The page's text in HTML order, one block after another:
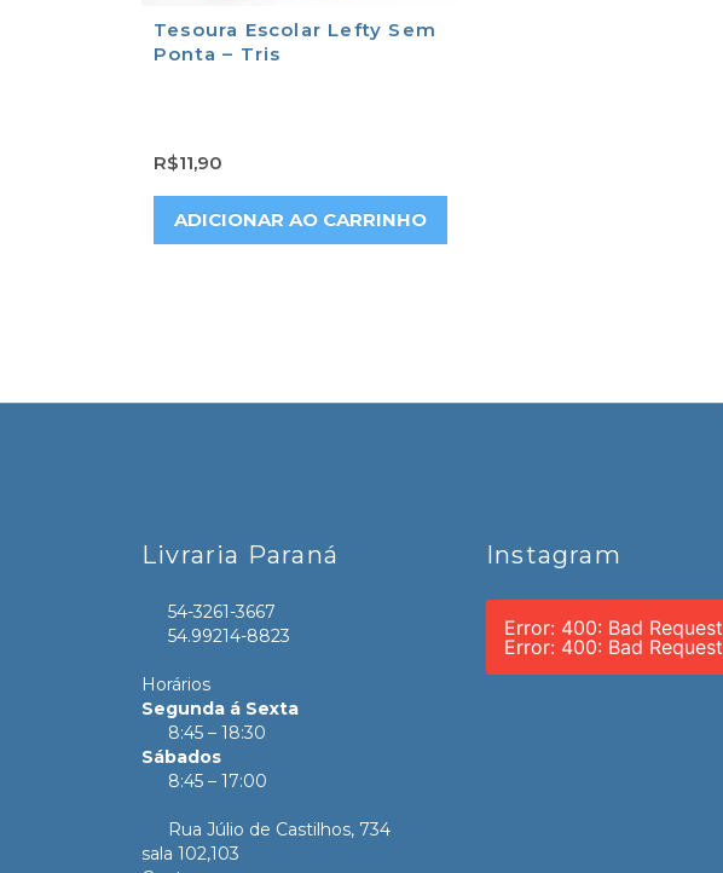
Tesoura Escolar Lefty Sem
Ponta – Tris
R$11,90
ADICIONAR AO CARRINHO
Livraria Paraná
54-3261-3667
54.99214-8823
Horários
Segunda á Sexta
8:45 – 18:30
Sábados
8:45 – 17:00
Rua Júlio de Castilhos, 734
sala 102,103
Instagram
Error: 400: Bad Request
Error: 400: Bad Request